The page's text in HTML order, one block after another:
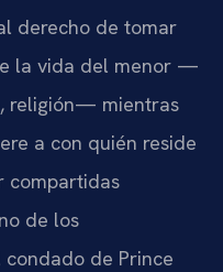
derecho de tomar
la vida del menor —
religión— mientras
a con quién reside
compartidas
de los
de Prince